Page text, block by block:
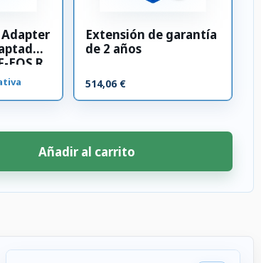
EOS R
Extensión de garantía
de 2 años
514,06 €
Añadir al carrito